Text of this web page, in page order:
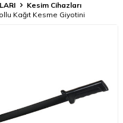
Kesim Cihazları
Kağıt Kesme Giyotini